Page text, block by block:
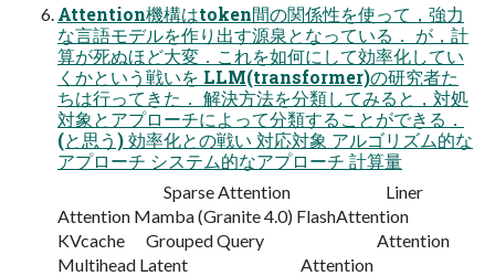
Attention機構はtoken間の関係性を使って，強力
な言語モデルを作り出す源泉となっている． が，計
算が死ぬほど大変．これを如何にして効率化してい
くかという戦いを LLM(transformer)の研究者た
ちは行ってきた． 解決方法を分類してみると，対処
対象とアプローチによって分類することができる．
(と思う) 効率化との戦い 対応対象 アルゴリズム的な
アプローチ システム的なアプローチ 計算量
Sparse Attention Liner
Attention Mamba (Granite 4.0) FlashAttention
KVcache Grouped Query Attention
Multihead Latent Attention